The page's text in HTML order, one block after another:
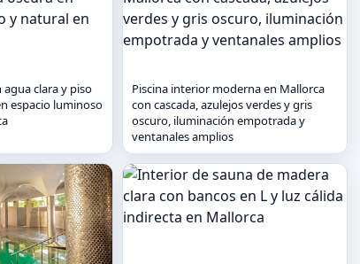
agua clara y piso
espacio luminoso
Piscina interior moderna en Mallorca
con cascada, azulejos verdes y gris
oscuro, iluminación empotrada y
ventanales amplios